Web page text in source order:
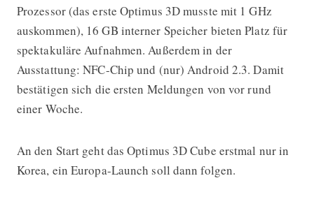
Prozessor (das erste Optimus 3D musste mit 1 GHz
auskommen), 16 GB interner Speicher bieten Platz für
spektakuläre Aufnahmen. Außerdem in der
Ausstattung: NFC-Chip und (nur) Android 2.3. Damit
bestätigen sich die ersten Meldungen von vor rund
einer Woche.
An den Start geht das Optimus 3D Cube erstmal nur in
Korea, ein Europa-Launch soll dann folgen.